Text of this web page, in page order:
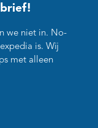
we niet in. No-
is. Wij
met alleen